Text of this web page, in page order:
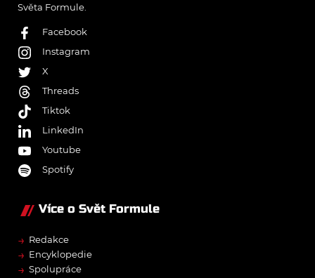
Světa Formule.
Facebook
Instagram
X
Threads
Tiktok
LinkedIn
Youtube
Spotify
Více o Svět Formule
→ Redakce
→ Encyklopedie
→ Spolupráce